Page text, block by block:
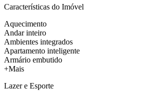
Características do Imóvel
Aquecimento
Andar inteiro
Ambientes integrados
Apartamento inteligente
Armário embutido
+Mais
Lazer e Esporte